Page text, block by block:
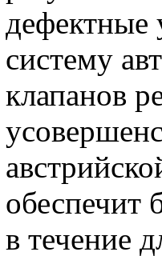
дефектные
систему
клапанов
обеспечит
в течение